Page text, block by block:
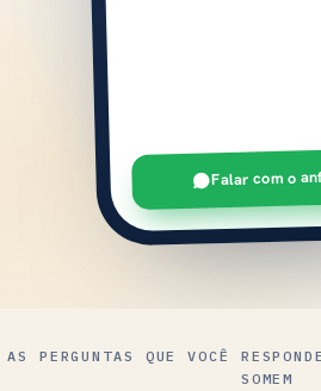
Falar com o
AS PERGUNTAS QUE VOCÊ
SOMEM